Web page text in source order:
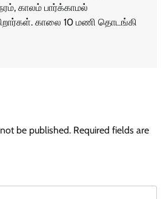
காலம் பார்க்காமல்
காலை 10 மணி தொடங்கி
be published. Required fields are